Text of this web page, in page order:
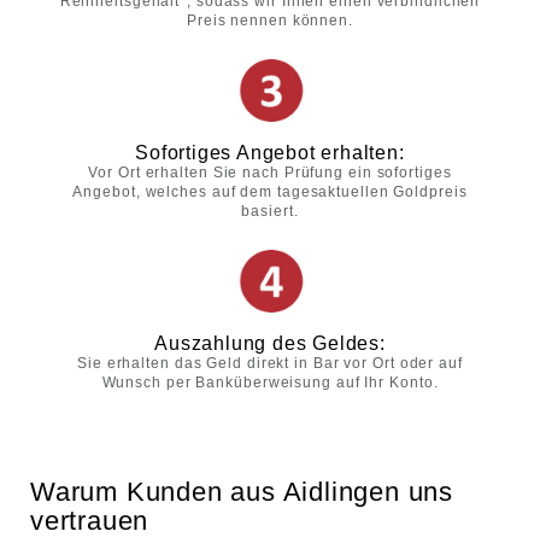
Preis nennen können.
Sofortiges Angebot erhalten:
Vor Ort erhalten Sie nach Prüfung ein sofortiges
Angebot, welches auf dem tagesaktuellen Goldpreis
basiert.
Auszahlung des Geldes:
Sie erhalten das Geld direkt in Bar vor Ort oder auf
Wunsch per Banküberweisung auf Ihr Konto.
Warum Kunden aus Aidlingen uns
vertrauen